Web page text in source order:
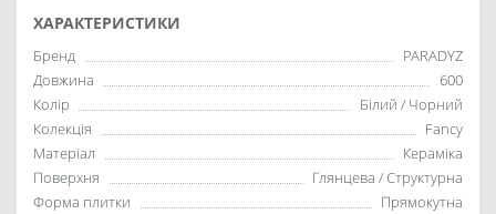
ХАРАКТЕРИСТИКИ
Бренд
PARADYZ
Довжина
600
Колір
Білий / Чорний
Колекція
Fancy
Матеріал
Кераміка
Поверхня
Глянцева / Структурна
Форма плитки
Прямокутна